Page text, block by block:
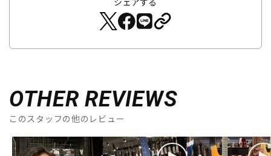
OTHER REVIEWS
このスタッフの他のレビュー